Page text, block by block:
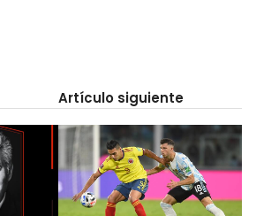
Artículo siguiente